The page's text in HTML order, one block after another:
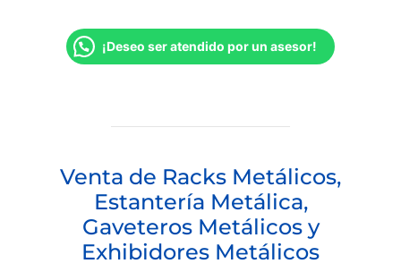
¡Deseo ser atendido por un asesor!
Venta de Racks Metálicos,
Estantería Metálica,
Gaveteros Metálicos y
Exhibidores Metálicos